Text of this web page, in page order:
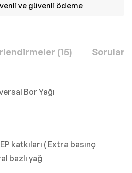
ve güvenli ödeme
(15) Sorular
Bor Yağı
katkıları ( Extra basınç
bazlı yağ